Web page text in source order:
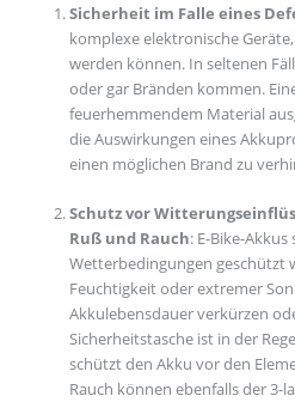
Sicherheit im Falle eines
komplexe elektronische
werden können. In seltenen
oder gar Bränden kommen.
feuerhemmendem Material
die Auswirkungen eines
einen möglichen Brand zu
Schutz vor
Ruß und Rauch: E-Bike-
Wetterbedingungen geschützt
Feuchtigkeit oder extremer
Akkulebensdauer verkürzen
Sicherheitstasche ist in der
schützt den Akku vor den
Rauch können ebenfalls der 3-